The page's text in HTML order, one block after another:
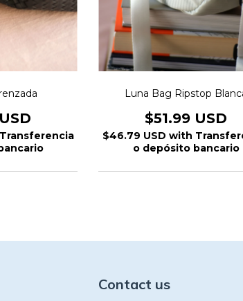
Transferencia
Luna Bag Ripstop
$51.99 USD
$46.79 USD with
o depósito bancario
Contact us